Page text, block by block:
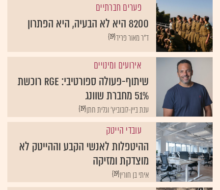
פערים חברתיים
8200 היא לא הבעיה, היא הפתרון
{19}ד"ר מאור פריד
אירועים ומינויים
שיתוף-פעולה ספורטיבי: RGE רוכשת
51% מחברת שוונג
{19}ענת ביין-לובוביץ' וגלית חתן
עובדי הייטק
ההיטפלות לאנשי הקבע וההייטק לא
מוצדקת ומזיקה
{19}איתי בן חורין